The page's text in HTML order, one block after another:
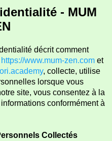
- MUM
décrit comment
https://www.mum-zen.com et
, collecte, utilise
lorsque vous
site, vous consentez à la
conformément à
Collectés